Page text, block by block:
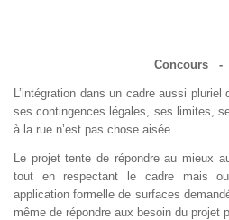
Concours -
L’intégration dans un cadre aussi
ses contingences légales, ses limites,
à la rue n’est pas chose aisée.
Le projet tente de répondre au mieux
tout en respectant le cadre mais
application formelle de surfaces
même de répondre aux besoin du projet